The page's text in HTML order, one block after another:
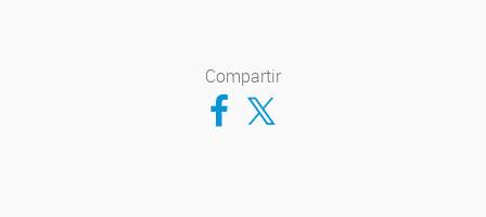
Compartir
Compartir en Facebook
Compartir en Twitter